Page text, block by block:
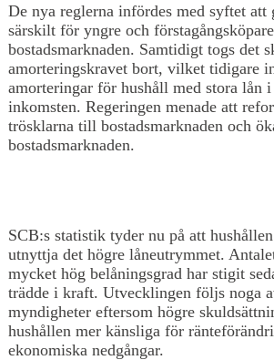
De nya reglerna infördes med syftet att
särskilt för yngre och
bostadsmarknaden. Samtidigt togs det
amorteringskravet bort, vilket tidigare
amorteringar för hushåll med stora lån
inkomsten. Regeringen menade att
trösklarna till bostadsmarknaden och
bostadsmarknaden.
SCB:s statistik tyder nu på att
utnyttja det högre låneutrymmet.
mycket hög belåningsgrad har stigit
trädde i kraft. Utvecklingen följs noga
myndigheter eftersom högre
hushållen mer känsliga för
ekonomiska nedgångar.